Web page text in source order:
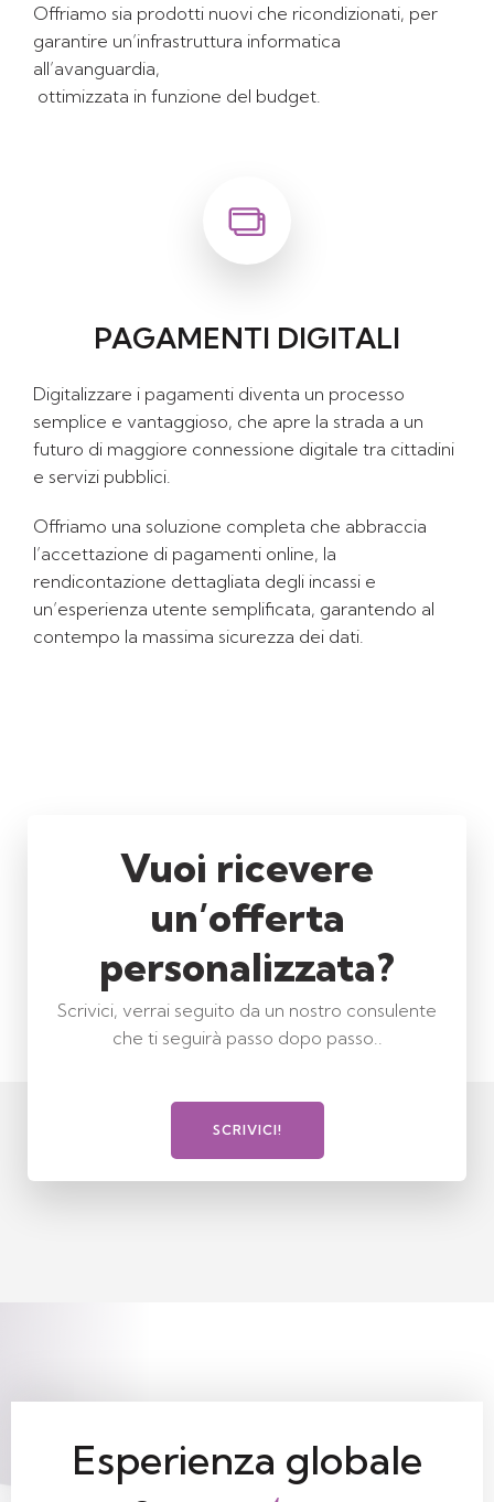
Offriamo sia prodotti nuovi che ricondizionati, per
garantire un’infrastruttura informatica
all’avanguardia,
ottimizzata in funzione del budget.
PAGAMENTI DIGITALI
Digitalizzare i pagamenti diventa un processo
semplice e vantaggioso, che apre la strada a un
futuro di maggiore connessione digitale tra cittadini
e servizi pubblici.
Offriamo una soluzione completa che abbraccia
l’accettazione di pagamenti online, la
rendicontazione dettagliata degli incassi e
un’esperienza utente semplificata, garantendo al
contempo la massima sicurezza dei dati.
Vuoi ricevere
un’offerta
personalizzata?
Scrivici, verrai seguito da un nostro consulente
che ti seguirà passo dopo passo..
SCRIVICI!
Esperienza globale